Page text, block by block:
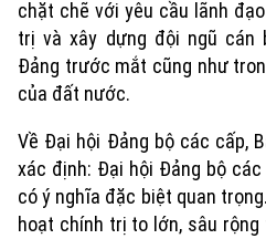
chặt chẽ với yêu cầu lãnh
trị và xây dựng đội ngũ cán
Đảng trước mắt cũng như
của đất nước.
Về Đại hội Đảng bộ các cấp,
xác định: Đại hội Đảng bộ
có ý nghĩa đặc biệt quan
hoạt chính trị to lớn, sâu